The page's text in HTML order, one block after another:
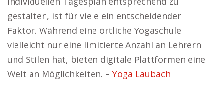
gestalten, ist für viele ein entscheidender
Faktor. Während eine örtliche Yogaschule
vielleicht nur eine limitierte Anzahl an Lehrern
und Stilen hat, bieten digitale Plattformen eine
Welt an Möglichkeiten. – Yoga Laubach